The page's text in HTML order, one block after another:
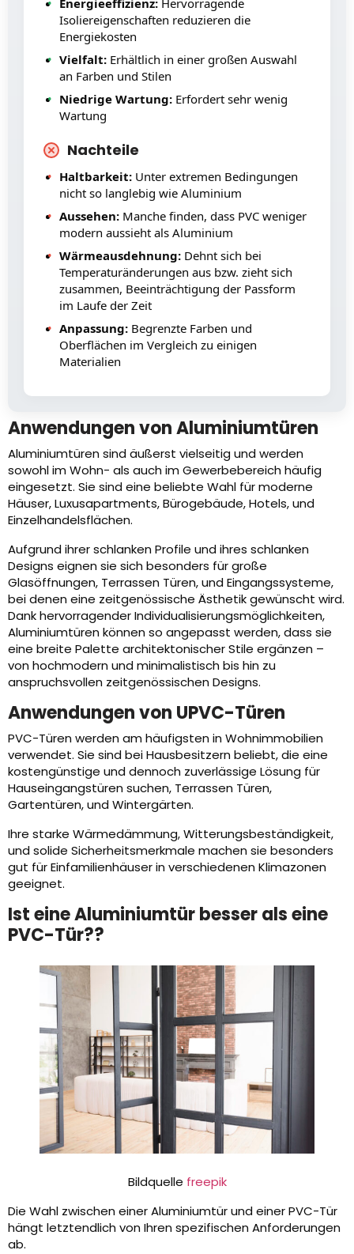
Energieeffizienz: Hervorragende
Isoliereigenschaften reduzieren die
Energiekosten
Vielfalt: Erhältlich in einer großen Auswahl
an Farben und Stilen
Niedrige Wartung: Erfordert sehr wenig
Wartung
Nachteile
Haltbarkeit: Unter extremen Bedingungen
nicht so langlebig wie Aluminium
Aussehen: Manche finden, dass PVC weniger
modern aussieht als Aluminium
Wärmeausdehnung: Dehnt sich bei
Temperaturänderungen aus bzw. zieht sich
zusammen, Beeinträchtigung der Passform
im Laufe der Zeit
Anpassung: Begrenzte Farben und
Oberflächen im Vergleich zu einigen
Materialien
Anwendungen von Aluminiumtüren
Aluminiumtüren sind äußerst vielseitig und werden
sowohl im Wohn- als auch im Gewerbebereich häufig
eingesetzt. Sie sind eine beliebte Wahl für moderne
Häuser, Luxusapartments, Bürogebäude, Hotels, und
Einzelhandelsflächen.
Aufgrund ihrer schlanken Profile und ihres schlanken
Designs eignen sie sich besonders für große
Glasöffnungen, Terrassen Türen, und Eingangssysteme,
bei denen eine zeitgenössische Ästhetik gewünscht wird.
Dank hervorragender Individualisierungsmöglichkeiten,
Aluminiumtüren können so angepasst werden, dass sie
eine breite Palette architektonischer Stile ergänzen –
von hochmodern und minimalistisch bis hin zu
anspruchsvollen zeitgenössischen Designs.
Anwendungen von UPVC-Türen
PVC-Türen werden am häufigsten in Wohnimmobilien
verwendet. Sie sind bei Hausbesitzern beliebt, die eine
kostengünstige und dennoch zuverlässige Lösung für
Hauseingangstüren suchen, Terrassen Türen,
Gartentüren, und Wintergärten.
Ihre starke Wärmedämmung, Witterungsbeständigkeit,
und solide Sicherheitsmerkmale machen sie besonders
gut für Einfamilienhäuser in verschiedenen Klimazonen
geeignet.
Ist eine Aluminiumtür besser als eine
PVC-Tür??
Bildquelle freepik
Die Wahl zwischen einer Aluminiumtür und einer PVC-Tür
hängt letztendlich von Ihren spezifischen Anforderungen
ab.